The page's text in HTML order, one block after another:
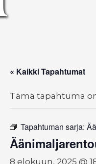
« Kaikki Tapahtumat
Tämä tapahtuma
Tapahtuman sarja:
8 elokuun, 2025 @